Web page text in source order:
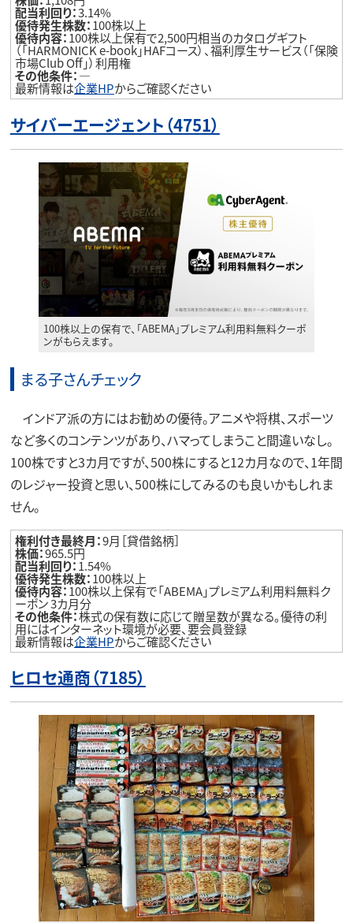
配当利回り：3.14%
優待発生株数：100株以上
優待内容：100株以上保有で2,500円相当のカタログギフト
（「HARMONICK e-book」HAFコース）、福利厚生サービス（「保険
市場Club Off」）利用権
その他条件：―
最新情報は企業HPからご確認ください
サイバーエージェント（4751）
100株以上の保有で、「ABEMA」プレミアム利用料無料クーポ
ンがもらえます。
まる子さんチェック
インドア派の方にはお勧めの優待。アニメや将棋、スポーツ
など多くのコンテンツがあり、ハマってしまうこと間違いなし。
100株ですと3カ月ですが、500株にすると12カ月なので、1年間
のレジャー投資と思い、500株にしてみるのも良いかもしれま
せん。
権利付き最終月：9月［貸借銘柄］
株価：965.5円
配当利回り：1.54%
優待発生株数：100株以上
優待内容：100株以上保有で「ABEMA」プレミアム利用料無料ク
ーポン 3カ月分
その他条件：株式の保有数に応じて贈呈数が異なる。優待の利
用にはインターネット環境が必要、要会員登録
最新情報は企業HPからご確認ください
ヒロセ通商（7185）